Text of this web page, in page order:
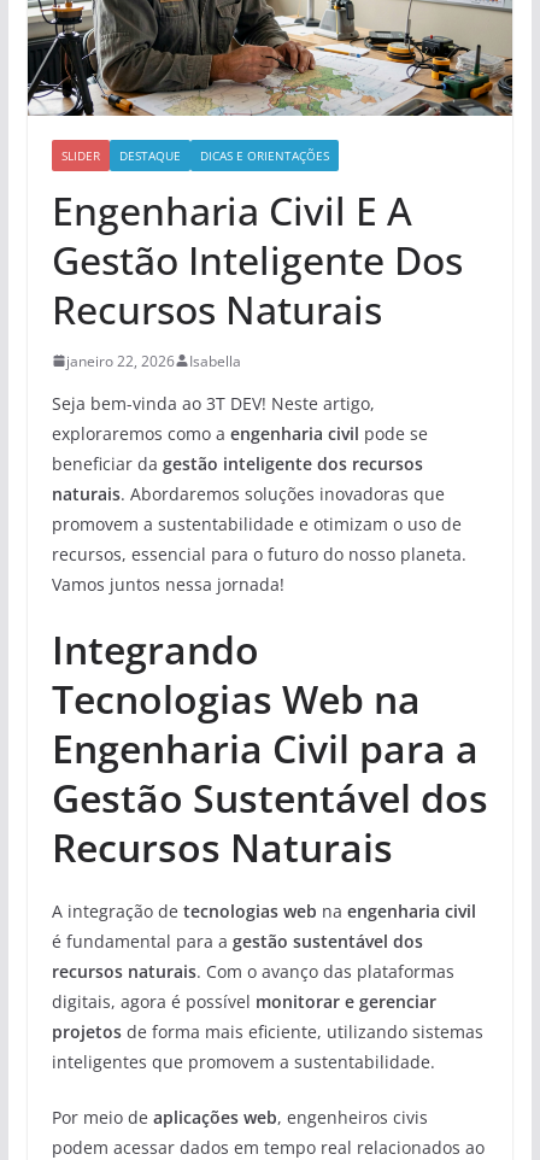
SLIDER DESTAQUE DICAS E ORIENTAÇÕES
Engenharia Civil E A
Gestão Inteligente Dos
Recursos Naturais
janeiro 22, 2026 Isabella
Seja bem-vinda ao 3T DEV! Neste artigo,
exploraremos como a engenharia civil pode se
beneficiar da gestão inteligente dos recursos
naturais. Abordaremos soluções inovadoras que
promovem a sustentabilidade e otimizam o uso de
recursos, essencial para o futuro do nosso planeta.
Vamos juntos nessa jornada!
Integrando
Tecnologias Web na
Engenharia Civil para a
Gestão Sustentável dos
Recursos Naturais
A integração de tecnologias web na engenharia civil
é fundamental para a gestão sustentável dos
recursos naturais. Com o avanço das plataformas
digitais, agora é possível monitorar e gerenciar
projetosde forma mais eficiente, utilizando sistemas
inteligentes que promovem a sustentabilidade.
Por meio de aplicações web, engenheiros civis
podem acessar dados em tempo real relacionados ao